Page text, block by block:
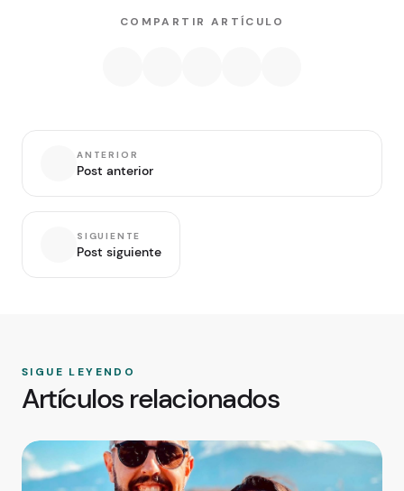
COMPARTIR ARTÍCULO
ANTERIOR
Post anterior
SIGUIENTE
Post siguiente
SIGUE LEYENDO
Artículos relacionados